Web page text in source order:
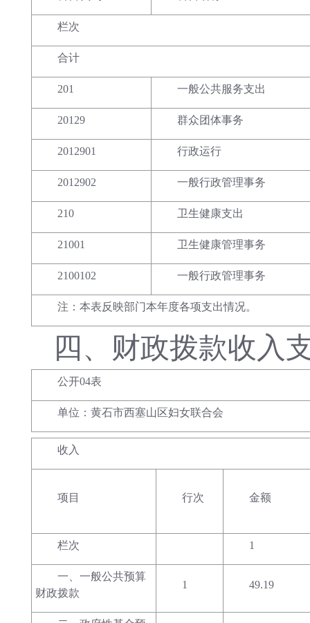
栏次
合计
201 一般公共服务支出
20129 群众团体事务
2012901 行政运行
2012902 一般行政管理事务
210 卫生健康支出
21001 卫生健康管理事务
2100102 一般行政管理事务
注：本表反映部门本年度各项支出情况。
四、 财政拨款收入
公开04表
单位：黄石市西塞山区妇女联合会
收入
项目 行次 金额
栏次 1
一、一般公共预算
财政拨款
1 49.19